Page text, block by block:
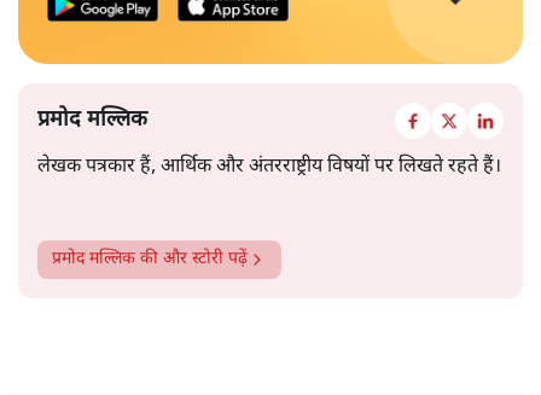
प्रमोद मल्लिक
लेखक पत्रकार हैं, आर्थिक और अंतरराष्ट्रीय विषयों पर लिखते रहते हैं।
प्रमोद मल्लिक की और स्टोरी पढ़ें